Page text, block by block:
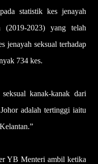
statistik kes jenayah
2023) yang telah
jenayah seksual terhadap
734 kes.
kanak-kanak dari
adalah tertinggi iaitu
YB Menteri ambil ketika